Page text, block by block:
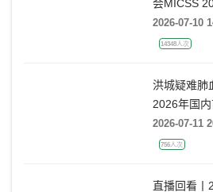
会MICSS
洪城疑难肺
2026年国